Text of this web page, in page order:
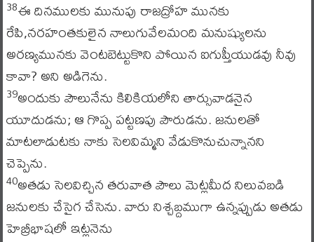
38ఈ దినములకు మునుపు రాజద్రోహ మునకు
రేపి,నరహంతకులైన నాలుగువేలమంది మనుష్యులను
అరణ్యమునకు వెంటబెట్టుకొని పోయిన ఐగుప్తీయుడవు నీవు
కావా? అని అడిగెను.
39అందుకు పౌలునేను కిలికియలోని తార్సువాడనైన
యూదుడను; ఆ గొప్ప పట్టణపు పౌరుడను. జనులతో
మాటలాడుటకు నాకు సెలవిమ్మని వేడుకొనుచున్నానని
చెప్పెను.
40అతడు సెలవిచ్చిన తరువాత పౌలు మెట్లమీద నిలువబడి
జనులకు చేసైగ చేసెను. వారు నిశ్చబ్దముగా ఉన్నప్పుడు అతడు
హెబ్రీభాషలో ఇట్లనెను